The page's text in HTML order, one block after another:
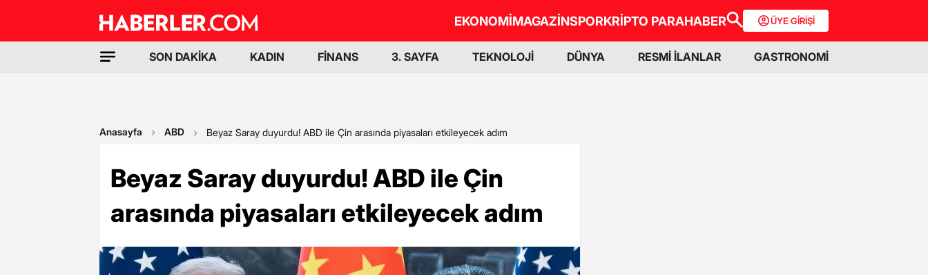
EKONOMİMAGAZİNSPORKRİPTO PARAHABER ÜYE GİRİŞİ
SON DAKİKA KADIN FİNANS 3. SAYFA TEKNOLOJİ DÜNYA RESMİ İLANLAR GASTRONOMİ
Anasayfa ABD Beyaz Saray duyurdu! ABD ile Çin arasında piyasaları etkileyecek adım
Beyaz Saray duyurdu! ABD ile Çin
arasında piyasaları etkileyecek adım